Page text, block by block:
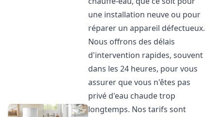
une installation neuve ou pour
réparer un appareil défectueux.
Nous offrons des délais
d'intervention rapides, souvent
dans les 24 heures, pour vous
assurer que vous n'êtes pas
privé d'eau chaude trop
longtemps. Nos tarifs sont